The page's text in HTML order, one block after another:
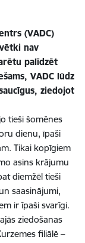
(VADC)
nav
palīdzēt
VADC lūdz
ziedojot
tieši šomēnes
dienu, īpaši
Tikai kopīgiem
asins krājumu
diemžēl tieši
saasinājumi,
ir īpaši svarīgi.
ziedošanas
filiālē –